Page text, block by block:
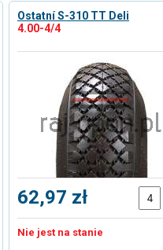
Ostatní S-310 TT Deli
4.00-4/4
62,97 zł
Nie jest na stanie